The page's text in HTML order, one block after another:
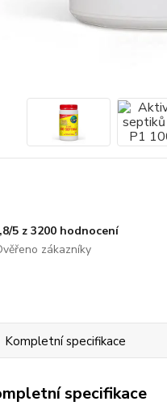
5 z 3200 hodnocení
zákazníky
Kompletní specifikace
specifikace